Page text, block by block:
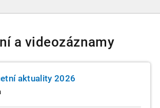
a videozáznamy
aktuality 2026